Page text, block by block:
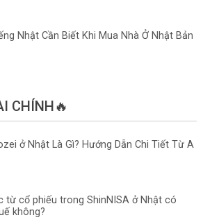
Nhật Cần Biết Khi Mua Nhà Ở Nhật Bản
CHÍNH🔥
ở Nhật Là Gì? Hướng Dẫn Chi Tiết Từ A
từ cổ phiếu trong ShinNISA ở Nhật có
không?